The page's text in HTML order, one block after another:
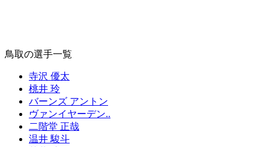
鳥取の選手一覧
寺沢 優太
桃井 玲
バーンズ アントン
ヴァンイヤーデン..
二階堂 正哉
温井 駿斗